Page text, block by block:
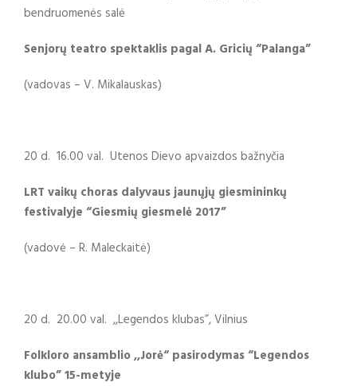
bendruomenės salė
Senjorų teatro spektaklis pagal A. Gricių “Palanga”
(vadovas – V. Mikalauskas)
20 d. 16.00 val. Utenos Dievo apvaizdos bažnyčia
LRT vaikų choras dalyvaus jaunųjų giesmininkų
festivalyje “Giesmių giesmelė 2017”
(vadovė – R. Maleckaitė)
20 d. 20.00 val. ,,Legendos klubas”, Vilnius
Folkloro ansamblio ,,Jorė“ pasirodymas “Legendos
klubo” 15-metyje